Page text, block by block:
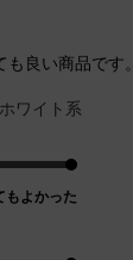
良い商品です。
ホワイト系
もよかった